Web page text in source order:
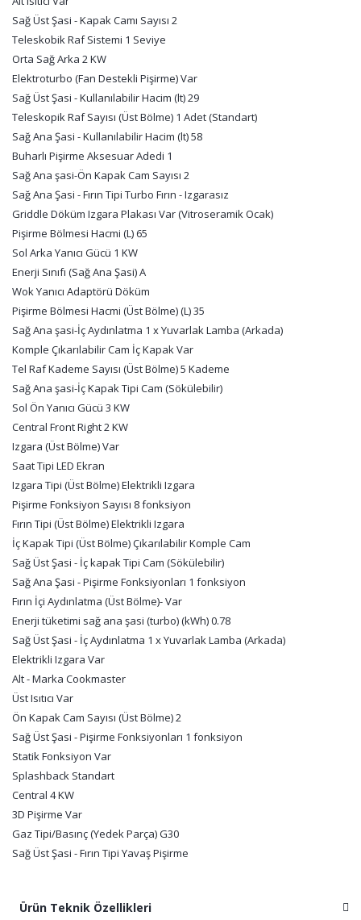
Sağ Üst Şasi - Kapak Camı Sayısı 2
Teleskobik Raf Sistemi 1 Seviye
Orta Sağ Arka 2 KW
Elektroturbo (Fan Destekli Pişirme) Var
Sağ Üst Şasi - Kullanılabilir Hacim (lt) 29
Teleskopik Raf Sayısı (Üst Bölme) 1 Adet (Standart)
Sağ Ana Şasi - Kullanılabilir Hacim (lt) 58
Buharlı Pişirme Aksesuar Adedi 1
Sağ Ana şasi-Ön Kapak Cam Sayısı 2
Sağ Ana Şasi - Fırın Tipi Turbo Fırın - Izgarasız
Griddle Döküm Izgara Plakası Var (Vitroseramik Ocak)
Pişirme Bölmesi Hacmi (L) 65
Sol Arka Yanıcı Gücü 1 KW
Enerji Sınıfı (Sağ Ana Şasi) A
Wok Yanıcı Adaptörü Döküm
Pişirme Bölmesi Hacmi (Üst Bölme) (L) 35
Sağ Ana şasi-İç Aydınlatma 1 x Yuvarlak Lamba (Arkada)
Komple Çıkarılabilir Cam İç Kapak Var
Tel Raf Kademe Sayısı (Üst Bölme) 5 Kademe
Sağ Ana şasi-İç Kapak Tipi Cam (Sökülebilir)
Sol Ön Yanıcı Gücü 3 KW
Central Front Right 2 KW
Izgara (Üst Bölme) Var
Saat Tipi LED Ekran
Izgara Tipi (Üst Bölme) Elektrikli Izgara
Pişirme Fonksiyon Sayısı 8 fonksiyon
Fırın Tipi (Üst Bölme) Elektrikli Izgara
İç Kapak Tipi (Üst Bölme) Çıkarılabilir Komple Cam
Sağ Üst Şasi - İç kapak Tipi Cam (Sökülebilir)
Sağ Ana Şasi - Pişirme Fonksiyonları 1 fonksiyon
Fırın İçi Aydınlatma (Üst Bölme)- Var
Enerji tüketimi sağ ana şasi (turbo) (kWh) 0.78
Sağ Üst Şasi - İç Aydınlatma 1 x Yuvarlak Lamba (Arkada)
Elektrikli Izgara Var
Alt - Marka Cookmaster
Üst Isıtıcı Var
Ön Kapak Cam Sayısı (Üst Bölme) 2
Sağ Üst Şasi - Pişirme Fonksiyonları 1 fonksiyon
Statik Fonksiyon Var
Splashback Standart
Central 4 KW
3D Pişirme Var
Gaz Tipi/Basınç (Yedek Parça) G30
Sağ Üst Şasi - Fırın Tipi Yavaş Pişirme
Ürün Teknik Özellikleri